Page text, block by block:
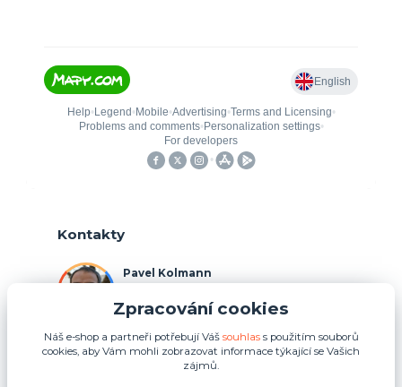
Kontakty
Pavel Kolmann
(Po-Ne, 8:00-17:00 hod.)
p.kolmann@coolplays.cz
Zpracování cookies
Náš e-shop a partneři potřebují Váš souhlass použitím souborů
cookies, aby Vám mohli zobrazovat informace týkající se Vašich
zájmů.